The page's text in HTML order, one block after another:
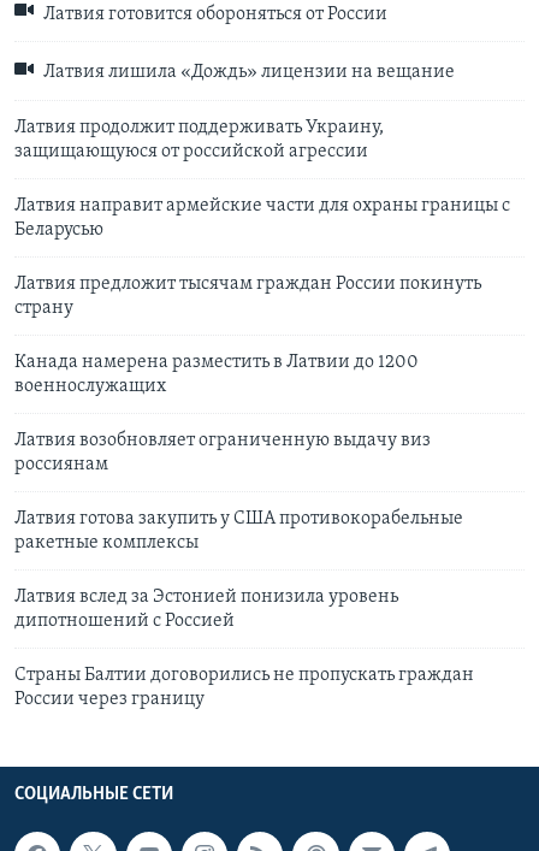
Латвия готовится обороняться от России
Латвия лишила «Дождь» лицензии на вещание
Латвия продолжит поддерживать Украину,
защищающуюся от российской агрессии
Латвия направит армейские части для охраны границы с
Беларусью
Латвия предложит тысячам граждан России покинуть
страну
Канада намерена разместить в Латвии до 1200
военнослужащих
Латвия возобновляет ограниченную выдачу виз
россиянам
Латвия готова закупить у США противокорабельные
ракетные комплексы
Латвия вслед за Эстонией понизила уровень
дипотношений с Россией
Страны Балтии договорились не пропускать граждан
России через границу
СОЦИАЛЬНЫЕ СЕТИ